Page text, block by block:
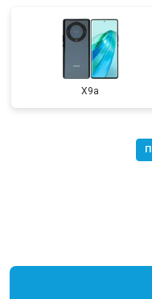
X9a